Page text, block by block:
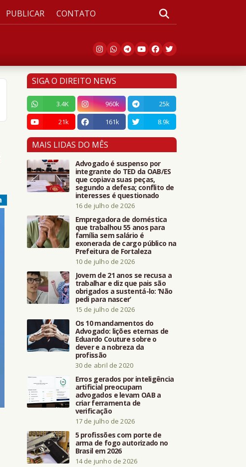
PUBLICAR CONTATO
SIGA O DIREITO NEWS
3.4K 960k
25k
21k
161k 8.9k
MAIS LIDAS DO MÊS
Advogado é suspenso por
integrante do TED da OAB/ES
que copiava suas peças,
segundo a defesa; conflito de
interesses é questionado
16 de julho de 2026
Empregadora de doméstica
que trabalhou 55 anos para
família sem salário é
exonerada de cargo público na
Prefeitura de Fortaleza
10 de julho de 2026
Jovem de 21 anos se recusa a
trabalhar e diz que pais são
obrigados a sustentá-lo: ‘Não
pedi para nascer’
15 de julho de 2026
Os 10 mandamentos do
Advogado: lições eternas de
Eduardo Couture sobre o
dever e a nobreza da
profissão
30 de abril de 2020
Erros gerados por inteligência
artificial preocupam
advogados e levam OAB a
criar ferramenta de
verificação
17 de julho de 2026
5 profissões com porte de
arma de fogo autorizado no
Brasil em 2026
14 de junho de 2026